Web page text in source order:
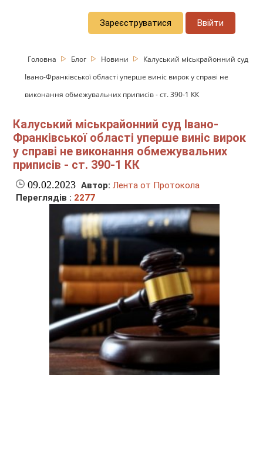
Зареєструватися Ввійти
Головна Блог Новини
Калуський міськрайонний суд
Івано-Франківської області уперше виніс вирок у справі не
виконання обмежувальних приписів - ст. 390-1 КК
Калуський міськрайонний суд Івано-
Франківської області уперше виніс вирок
у справі не виконання обмежувальних
приписів - ст. 390-1 КК
09.02.2023 Автор: Лента от Протокола
Переглядів : 2277